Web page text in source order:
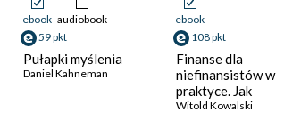
ebook audiobook
59 pkt
Pułapki myślenia
Daniel Kahneman
ebook
108 pkt
Finanse dla
niefinansistów w
praktyce. Jak
zrozumieć finanse
Witold Kowalski